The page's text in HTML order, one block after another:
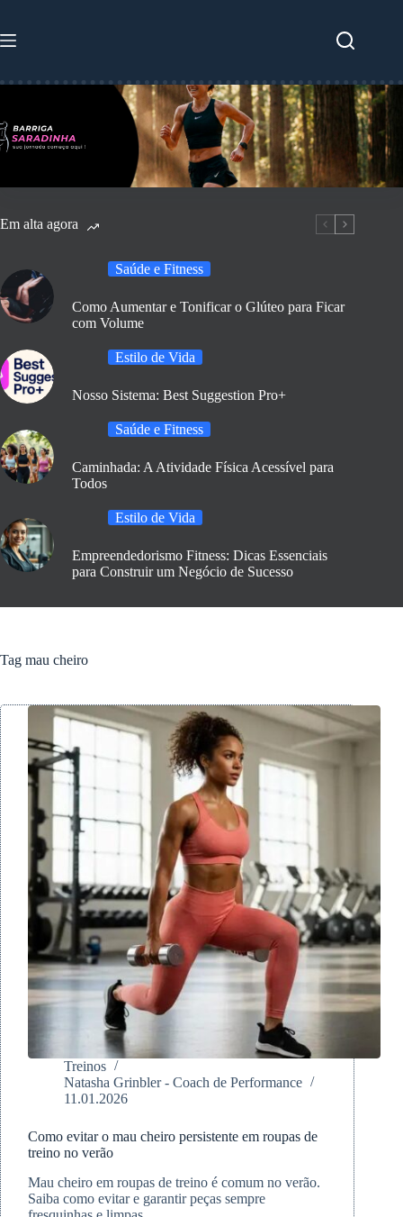
o
Em alta agora
Saúde e Fitness
Como Aumentar e Tonificar o Glúteo para Ficar
com Volume
Estilo de Vida
Nosso Sistema: Best Suggestion Pro+
Saúde e Fitness
Caminhada: A Atividade Física Acessível para
Todos
Estilo de Vida
Empreendedorismo Fitness: Dicas Essenciais
para Construir um Negócio de Sucesso
Tag mau cheiro
Treinos
Natasha Grinbler - Coach de Performance
11.01.2026
Como evitar o mau cheiro persistente em roupas de
treino no verão
Mau cheiro em roupas de treino é comum no verão.
Saiba como evitar e garantir peças sempre